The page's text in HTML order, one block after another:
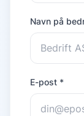
Navn på
E-post *